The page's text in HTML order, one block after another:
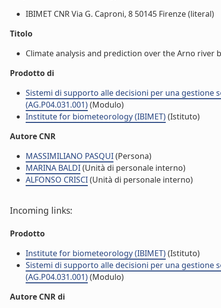
IBIMET CNR Via G. Caproni, 8 50145 Firenze (literal)
Titolo
Climate analysis and prediction over the Arno river
Prodotto di
Sistemi di supporto alle decisioni per una gestione
(AG.P04.031.001)(Modulo)
Institute for biometeorology (IBIMET)(Istituto)
Autore CNR
MASSIMILIANO PASQUI(Persona)
MARINA BALDI(Unità di personale interno)
ALFONSO CRISCI(Unità di personale interno)
Incoming links:
Prodotto
Institute for biometeorology (IBIMET)(Istituto)
Sistemi di supporto alle decisioni per una gestione
(AG.P04.031.001)(Modulo)
Autore CNR di